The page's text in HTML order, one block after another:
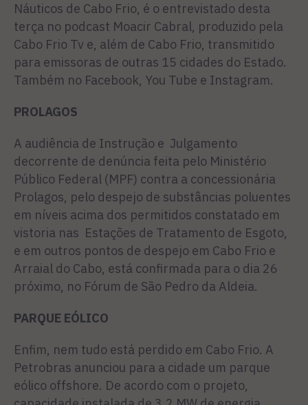
Náuticos de Cabo Frio, é o entrevistado desta
terça no podcast Moacir Cabral, produzido pela
Cabo Frio Tv e, além de Cabo Frio, transmitido
para emissoras de outras 15 cidades do Estado.
Também no Facebook, You Tube e Instagram.
PROLAGOS
A audiência de Instrução e Julgamento
decorrente de denúncia feita pelo Ministério
Público Federal (MPF) contra a concessionária
Prolagos, pelo despejo de substâncias poluentes
em níveis acima dos permitidos constatado em
vistoria nas Estações de Tratamento de Esgoto,
e em outros pontos de despejo em Cabo Frio e
Arraial do Cabo, está confirmada para o dia 26
próximo, no Fórum de São Pedro da Aldeia.
PARQUE EÓLICO
Enfim, nem tudo está perdido em Cabo Frio. A
Petrobras anunciou para a cidade um parque
eólico offshore. De acordo com o projeto,